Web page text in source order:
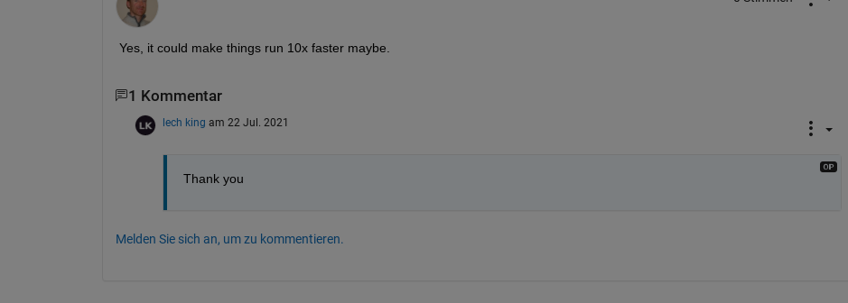
Yes, it could make things run 10x faster maybe.
1 Kommentar
lech king am 22 Jul. 2021
Thank you
Melden Sie sich an, um zu kommentieren.